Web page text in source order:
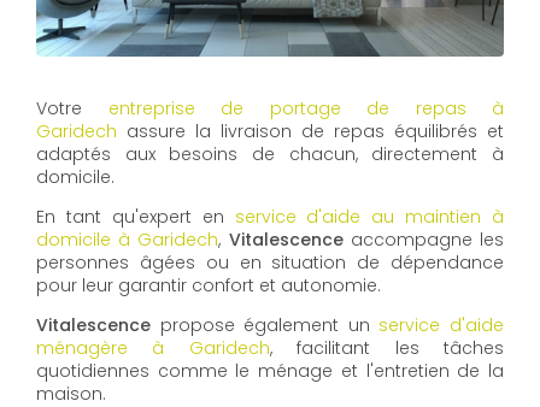
Votre entreprise de portage de repas à
Garidech assure la livraison de repas équilibrés et
adaptés aux besoins de chacun, directement à
domicile.
En tant qu'expert en service d'aide au maintien à
domicile à Garidech, Vitalescenceaccompagne les
personnes âgées ou en situation de dépendance
pour leur garantir confort et autonomie.
Vitalescence propose également un service d'aide
ménagère à Garidech, facilitant les tâches
quotidiennes comme le ménage et l'entretien de la
maison.